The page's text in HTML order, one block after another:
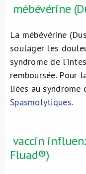
mébévérine
La mébévérine
soulager les
syndrome de
remboursée. Pour
liées au syndrome
Spasmolytiques.
vaccin
Fluad®)